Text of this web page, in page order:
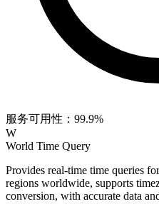
服务可用性：99.9%
W
World Time Query
Provides real-time time queries
regions worldwide, supports
conversion, with accurate data